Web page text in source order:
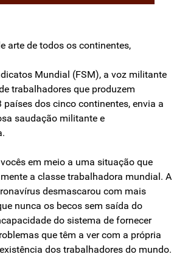
arte de todos os continentes,
Mundial (FSM), a voz militante
trabalhadores que produzem
países dos cinco continentes, envia a
saudação militante e
em meio a uma situação que
a classe trabalhadora mundial. A
desmascarou com mais
nunca os becos sem saída do
do sistema de fornecer
que têm a ver com a própria
dos trabalhadores do mundo.